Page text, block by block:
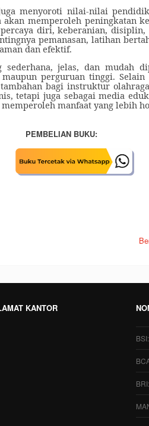
menyoroti nilai-nilai
akan memperoleh peningkatan
diri, keberanian,
pemanasan, latihan
dan efektif.
sederhana, jelas, dan mudah
perguruan tinggi.
bagi instruktur
tetapi juga sebagai media
manfaat yang lebih
PEMBELIAN BUKU:
KANTOR